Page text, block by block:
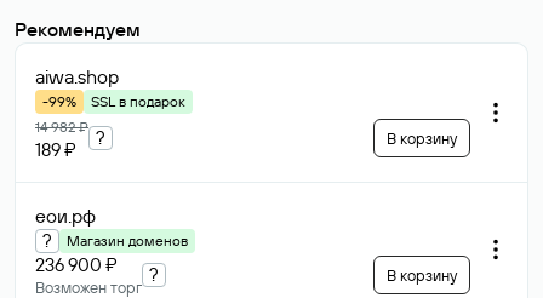
Рекомендуем
aiwa.shop
-99%
SSL в подарок
14 982 ₽
189 ₽
? В корзину
еои.рф
? Магазин доменов
236 900 ₽
Возможен торг
? В корзину